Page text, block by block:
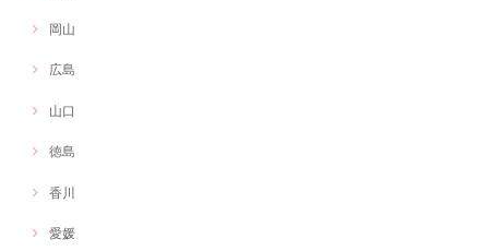
岡山
広島
山口
徳島
香川
愛媛